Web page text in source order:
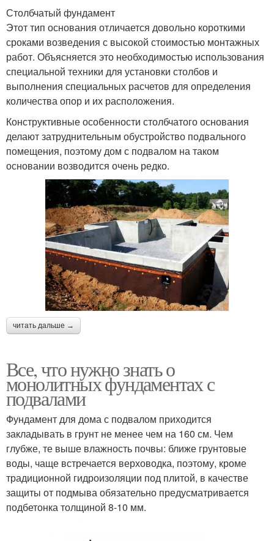
Столбчатый фундамент
Этот тип основания отличается довольно короткими
сроками возведения с высокой стоимостью монтажных
работ. Объясняется это необходимостью использования
специальной техники для установки столбов и
выполнения специальных расчетов для определения
количества опор и их расположения.
Конструктивные особенности столбчатого основания
делают затруднительным обустройство подвального
помещения, поэтому дом с подвалом на таком
основании возводится очень редко.
читать дальше →
Все, что нужно знать о
монолитных фундаментах с
подвалами
Фундамент для дома с подвалом приходится
закладывать в грунт не менее чем на 160 см. Чем
глубже, те выше влажность почвы: ближе грунтовые
воды, чаще встречается верховодка, поэтому, кроме
традиционной гидроизоляции под плитой, в качестве
защиты от подмыва обязательно предусматривается
подбетонка толщиной 8-10 мм.